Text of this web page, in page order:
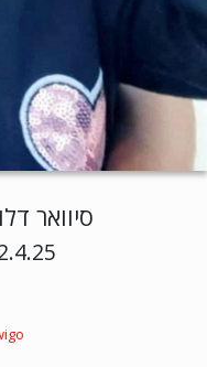
סיוואר
22.4.25 • דיר